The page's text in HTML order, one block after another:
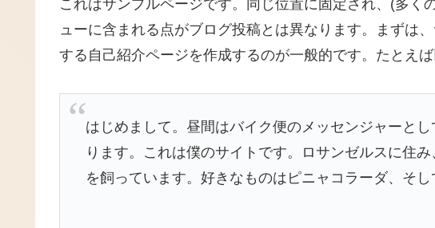
これはサンプルページです。同じ位置に固定され、(多く
ューに含まれる点がブログ投稿とは異なります。まずは
する自己紹介ページを作成するのが一般的です。たとえば
はじめまして。昼間はバイク便のメッセンジャーと
ります。これは僕のサイトです。ロサンゼルスに住
を飼っています。好きなものはピニャコラーダ、そし